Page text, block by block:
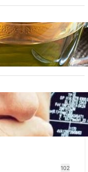
pentru Reducerea
Somnului
demenței: Cum
prematură a
102